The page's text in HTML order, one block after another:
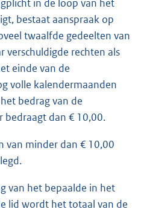
in de loop van het
bestaat aanspraak op
twaalfde gedeelten van
verschuldigde rechten als
einde van de
volle kalendermaanden
bedrag van de
dan € 10,00.
van minder dan € 10,00
van het bepaalde in het
lid wordt het totaal van de